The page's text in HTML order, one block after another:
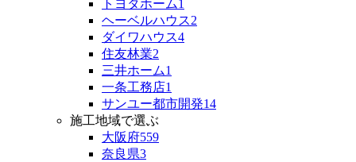
トヨタホーム1
ヘーベルハウス2
ダイワハウス4
住友林業2
三井ホーム1
一条工務店1
サンユー都市開発14
施工地域で選ぶ
大阪府559
奈良県3